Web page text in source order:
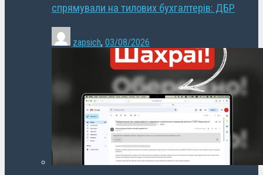
спрямували на тилових бухгалтерів: ДБР
zapsich, 03/08/2026